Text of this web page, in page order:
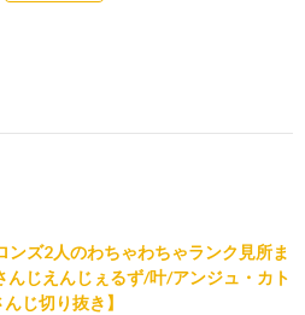
ンズ2人のわちゃわちゃランク見所ま
んじえんじぇるず/叶/アンジュ・カト
じ切り抜き】